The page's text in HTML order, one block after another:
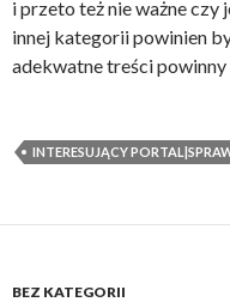
i przeto też nie ważne
innej kategorii powinien
adekwatne treści
INTERESUJĄCY
BEZ KATEGORII